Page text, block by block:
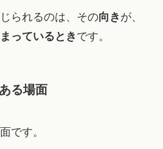
られるのは、その向き が、
っているとき です。
る場面
です。